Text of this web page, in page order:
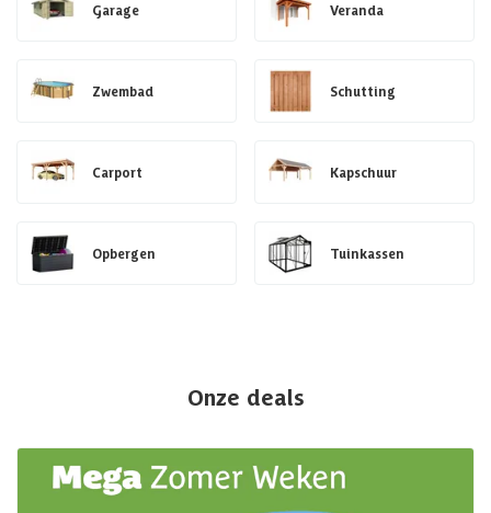
Garage Veranda
Zwembad Schutting
Carport Kapschuur
Opbergen Tuinkassen
Onze deals